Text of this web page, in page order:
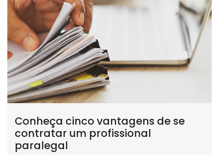
Conheça cinco vantagens de se
contratar um profissional
paralegal